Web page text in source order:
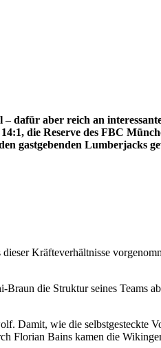
dafür aber reich an
die Reserve des FBC
gastgebenden Lumberjacks
Kräfteverhältnisse
die Struktur seines Teams
Damit, wie die selbstgesteckte
Florian Bains kamen die